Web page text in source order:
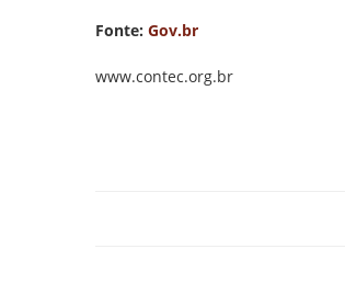
Fonte: Gov.br
www.contec.org.br